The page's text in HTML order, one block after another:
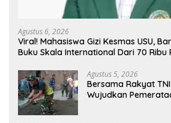
Agustus 6, 2026
Viral! Mahasiswa Gizi Kesmas USU,
Buku Skala International Dari 70 Ribu
Agustus 5, 2026
Bersama Rakyat TNI
Wujudkan